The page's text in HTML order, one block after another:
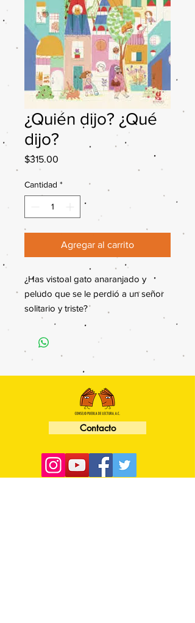
¿Quién dijo? ¿Qué
dijo?
$315.00
Cantidad *
Agregar al carrito
¿Has vistoal gato anaranjado y
peludo que se le perdió a un señor
solitario y triste?
Contacto